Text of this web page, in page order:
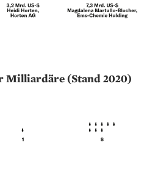
Milliardäre (Stand 2020)